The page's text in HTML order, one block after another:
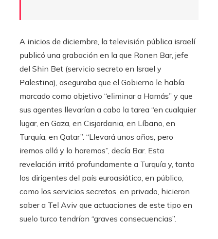
A inicios de diciembre, la televisión pública israelí
publicó una grabación en la que Ronen Bar, jefe
del Shin Bet (servicio secreto en Israel y
Palestina), aseguraba que el Gobierno le había
marcado como objetivo “eliminar a Hamás” y que
sus agentes llevarían a cabo la tarea “en cualquier
lugar, en Gaza, en Cisjordania, en Líbano, en
Turquía, en Qatar”. “Llevará unos años, pero
iremos allá y lo haremos”, decía Bar. Esta
revelación irritó profundamente a Turquía y, tanto
los dirigentes del país euroasiático, en público,
como los servicios secretos, en privado, hicieron
saber a Tel Aviv que actuaciones de este tipo en
suelo turco tendrían “graves consecuencias”.